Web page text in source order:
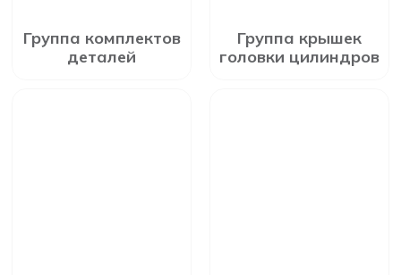
Группа комплектов
деталей
Группа крышек
головки цилиндров